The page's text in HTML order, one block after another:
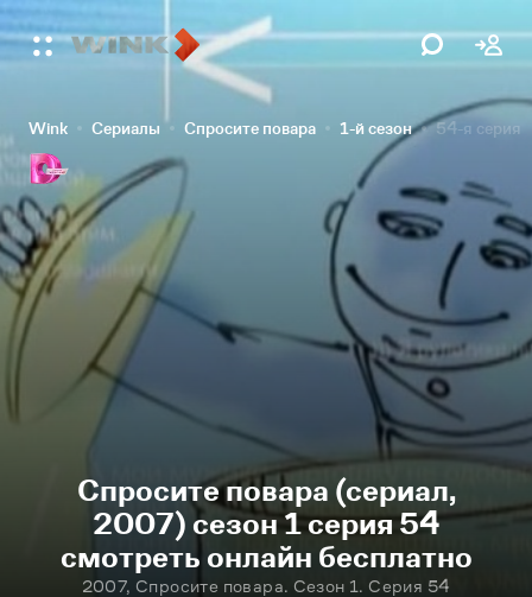
Wink Сериалы Спросите повара 1-й сезон 54-я серия
Спросите повара (сериал,
2007) сезон 1 серия 54
смотреть онлайн бесплатно
2007, Спросите повара. Сезон 1. Серия 54